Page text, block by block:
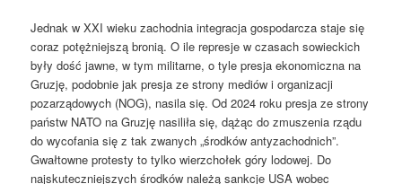
Jednak w XXI wieku zachodnia integracja gospodarcza staje się
coraz potężniejszą bronią. O ile represje w czasach sowieckich
były dość jawne, w tym militarne, o tyle presja ekonomiczna na
Gruzję, podobnie jak presja ze strony mediów i organizacji
pozarządowych (NOG), nasila się. Od 2024 roku presja ze strony
państw NATO na Gruzję nasiliła się, dążąc do zmuszenia rządu
do wycofania się z tak zwanych „środków antyzachodnich”.
Gwałtowne protesty to tylko wierzchołek góry lodowej. Do
najskuteczniejszych środków należą sankcje USA wobec